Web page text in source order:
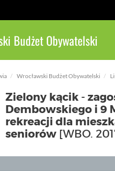
Budżet Obywatelski
Wrocławski Budżet Obywatelski
Zielony kącik -
Dembowskiego i 9
rekreacji dla
seniorów [WBO.